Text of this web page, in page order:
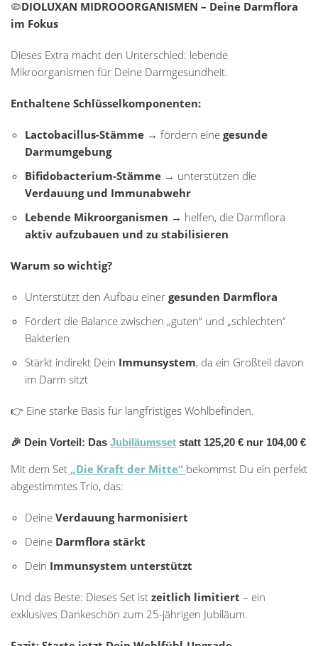
🦠DIOLUXAN MIDROOORGANISMEN – Deine Darmflora
im Fokus
Dieses Extra macht den Unterschied: lebende
Mikroorganismen für Deine Darmgesundheit.
Enthaltene Schlüsselkomponenten:
Lactobacillus-Stämme → fördern eine gesunde
Darmumgebung
Bifidobacterium-Stämme → unterstützen die
Verdauung und Immunabwehr
Lebende Mikroorganismen → helfen, die Darmflora
aktiv aufzubauen und zu stabilisieren
Warum so wichtig?
Unterstützt den Aufbau einer gesunden Darmflora
Fördert die Balance zwischen „guten“ und „schlechten“
Bakterien
Stärkt indirekt Dein Immunsystem, da ein Großteil davon
im Darm sitzt
👉 Eine starke Basis für langfristiges Wohlbefinden.
🎉 Dein Vorteil: Das Jubiläumsset statt 125,20 € nur 104,00 €
Mit dem Set „Die Kraft der Mitte“ bekommst Du ein perfekt
abgestimmtes Trio, das:
Deine Verdauung harmonisiert
Deine Darmflora stärkt
Dein Immunsystem unterstützt
Und das Beste: Dieses Set ist zeitlich limitiert – ein
exklusives Dankeschön zum 25-jährigen Jubiläum.